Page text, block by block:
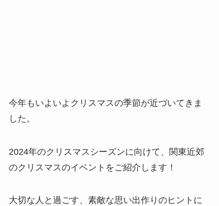
今年もいよいよクリスマスの季節が近づいてきま
した。
2024年のクリスマスシーズンに向けて、関東近郊
のクリスマスのイベントをご紹介します！
大切な人と過ごす、素敵な思い出作りのヒントに